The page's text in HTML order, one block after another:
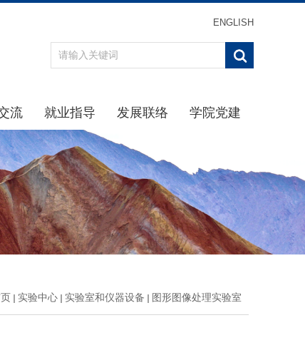
ENGLISH
流
南
告
度
目
就业指导
重点引导
通知公告
生涯规划
招聘信息
下载专区
办事指南
发展联络
最新消息
校友分会
校友返校
校友名录
校友捐赠
学院党建
理论学
学院纪
党建下
实验中心 实验室和仪器设备 图形图像处理实验室